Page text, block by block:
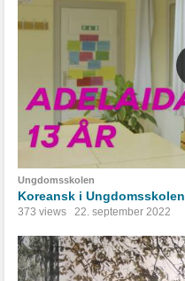
Ungdomsskolen
Koreansk i Ungdomsskolen
373 views 22. september 2022